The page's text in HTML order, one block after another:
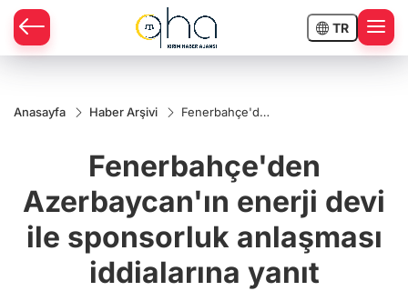
TR
Anasayfa Haber Arşivi
Fenerbahçe'den
sponsorluk
anlaşması
iddialarına yanıt
Fenerbahçe'den
Azerbaycan'ın enerji devi
ile sponsorluk anlaşması
iddialarına yanıt